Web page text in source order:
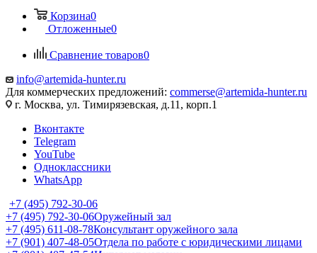
Корзина0
Отложенные0
Сравнение товаров0
info@artemida-hunter.ru
Для коммерческих предложений: commerse@artemida-hunter.ru
г. Москва, ул. Тимирязевская, д.11, корп.1
Вконтакте
Telegram
YouTube
Одноклассники
WhatsApp
+7 (495) 792-30-06
+7 (495) 792-30-06Оружейный зал
+7 (495) 611-08-78Консультант оружейного зала
+7 (901) 407-48-05Отдела по работе с юридическими лицами